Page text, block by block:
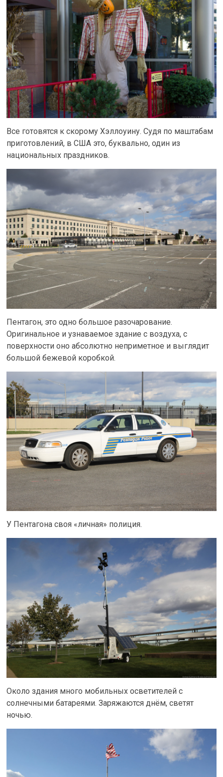
Все готовятся к скорому Хэллоуину. Судя по маштабам
приготовлений, в США это, буквально, один из
национальных праздников.
Пентагон, это одно большое разочарование.
Оригинальное и узнаваемое здание с воздуха, с
поверхности оно абсолютно неприметное и выглядит
большой бежевой коробкой.
У Пентагона своя «личная» полиция.
Около здания много мобильных осветителей с
солнечными батареями. Заряжаются днём, светят
ночью.